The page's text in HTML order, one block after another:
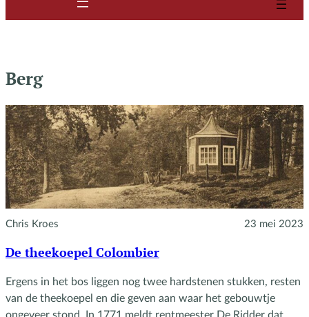
Berg
Chris Kroes 23 mei 2023
De theekoepel Colombier
Ergens in het bos liggen nog twee hardstenen stukken, resten
van de theekoepel en die geven aan waar het gebouwtje